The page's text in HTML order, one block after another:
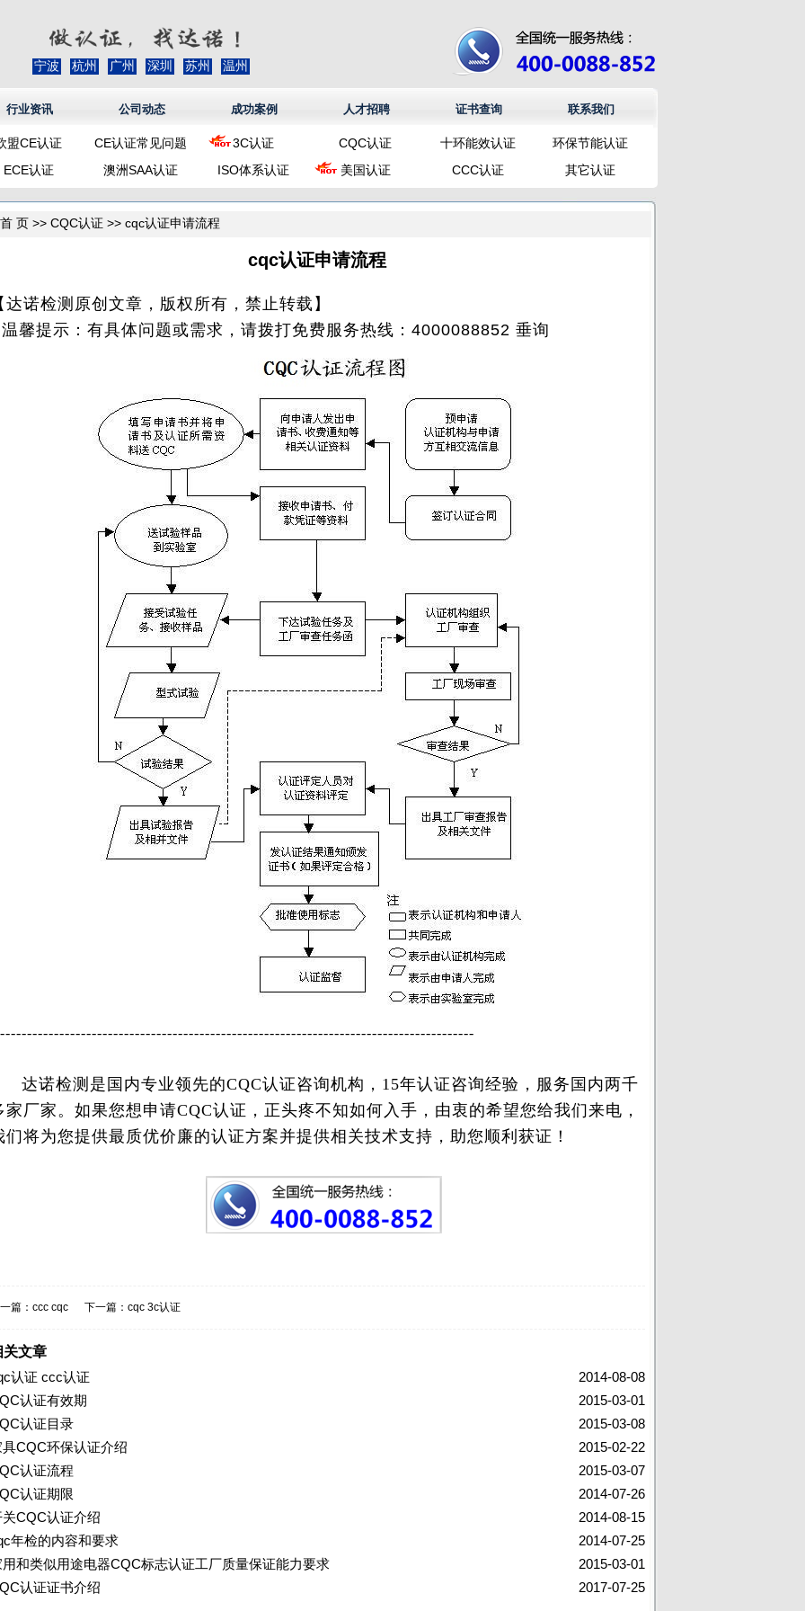
宁波 杭州 广州 深圳 苏州 温州
行业资讯 公司动态 成功案例 人才招聘 证书查询 联系我们
盟CE认证 CE认证常见问题 3C认证 CQC认证 十环能效认证
环保节能认证
ECE认证
澳洲SAA认证 ISO体系认证 美国认证 CCC认证 其它认证
首 页 >> CQC认证 >> cqc认证申请流程
cqc认证申请流程
达诺检测原创文章，版权所有，禁止转载】
馨提示：有具体问题或需求，请拨打免费服务热线：4000088852 垂询
达诺检测是国内专业领先的CQC认证咨询机构，15年认证咨询经验，服务国内两千
家厂家。 如果您想申请CQC认证，正头疼不知如何入手，由衷的希望您给我们来电，
们将为您提供最质优价廉的认证方案并提供相关技术支持， 助您顺利获证！
篇： ccc cqc 下一篇： cqc 3c认证
关文章
2014-08-08
认证 ccc认证
2015-03-01
认证有效期
2015-03-08
认证目录
2015-02-22
具CQC环保认证介绍
2015-03-07
认证流程
2014-07-26
认证期限
2014-08-15
关CQC认证介绍
2014-07-25
年检的内容和要求
2015-03-01
用和类似用途电器CQC标志认证工厂质量保证能力要求
2017-07-25
认证证书介绍